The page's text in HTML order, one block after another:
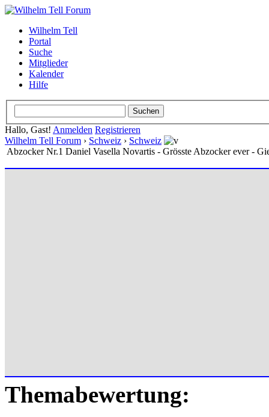
Wilhelm Tell
Portal
Suche
Mitglieder
Kalender
Hilfe
Hallo, Gast! Anmelden Registrieren
Wilhelm Tell Forum › Schweiz › Schweiz
Abzocker Nr.1 Daniel Vasella Novartis - Grösste Abzocker ever -
Themabewertung: